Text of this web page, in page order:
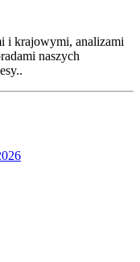
i krajowymi, analizami
naszych